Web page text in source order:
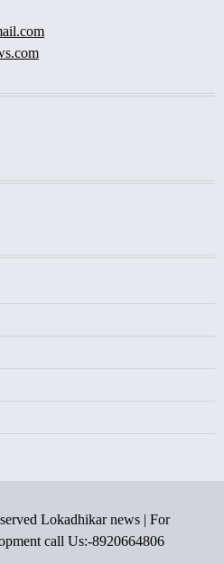
Lokadhikar news | For
call Us:-8920664806